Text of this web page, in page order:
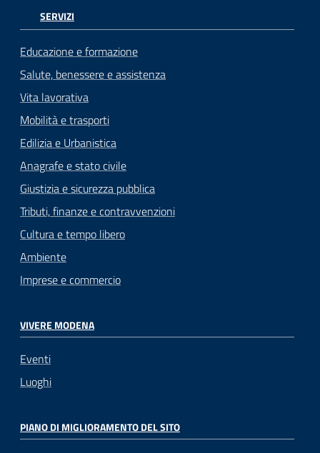
SERVIZI
Educazione e formazione
Salute, benessere e assistenza
Vita lavorativa
Mobilità e trasporti
Edilizia e Urbanistica
Anagrafe e stato civile
Giustizia e sicurezza pubblica
Tributi, finanze e contravvenzioni
Cultura e tempo libero
Ambiente
Imprese e commercio
VIVERE MODENA
Eventi
Luoghi
PIANO DI MIGLIORAMENTO DEL SITO